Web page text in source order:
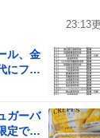
23:13
ル、金
にファ
ガーバ
定で入